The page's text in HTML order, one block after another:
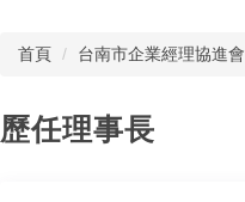
首頁 台南市企業經理協進會
歷任理事長